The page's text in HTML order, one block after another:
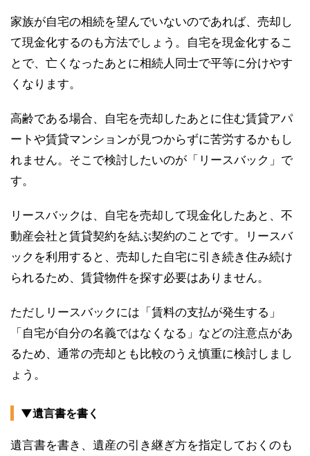
家族が自宅の相続を望んでいないのであれば、売却し
て現金化するのも方法でしょう。自宅を現金化するこ
とで、亡くなったあとに相続人同士で平等に分けやす
くなります。
高齢である場合、自宅を売却したあとに住む賃貸アパ
ートや賃貸マンションが見つからずに苦労するかもし
れません。そこで検討したいのが「リースバック」で
す。
リースバックは、自宅を売却して現金化したあと、不
動産会社と賃貸契約を結ぶ契約のことです。リースバ
ックを利用すると、売却した自宅に引き続き住み続け
られるため、賃貸物件を探す必要はありません。
ただしリースバックには「賃料の支払が発生する」
「自宅が自分の名義ではなくなる」などの注意点があ
るため、通常の売却とも比較のうえ慎重に検討しまし
ょう。
▼遺言書を書く
遺言書を書き、遺産の引き継ぎ方を指定しておくのも